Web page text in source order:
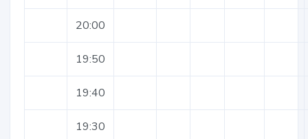
20:00
19:50
19:40
19:30